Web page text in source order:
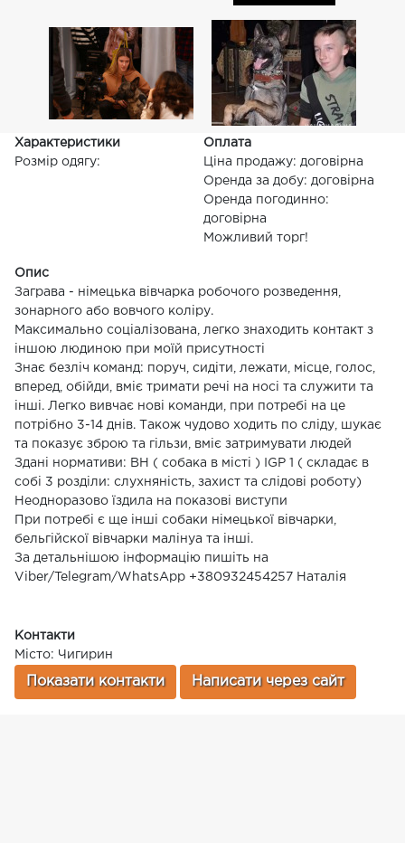
Характеристики
Розмір одягу:
Оплата
Ціна продажу: договірна
Оренда за добу: договірна
Оренда погодинно:
договірна
Можливий торг!
Опис
Заграва - німецька вівчарка робочого розведення,
зонарного або вовчого коліру.
Максимально соціалізована, легко знаходить контакт з
іншою людиною при моїй присутності
Знає безліч команд: поруч, сидіти, лежати, місце, голос,
вперед, обійди, вміє тримати речі на носі та служити та
інші. Легко вивчає нові команди, при потребі на це
потрібно 3-14 днів. Також чудово ходить по сліду, шукає
та показує зброю та гільзи, вміє затримувати людей
Здані нормативи: ВН ( собака в місті ) IGP 1 ( складає в
собі 3 розділи: слухняність, захист та слідові роботу)
Неодноразово їздила на показові виступи
При потребі є ще інші собаки німецької вівчарки,
бельгійскої вівчарки малінуа та інші.
За детальнішою інформацію пишіть на
Viber/Telegram/WhatsApp +380932454257 Наталія
Контакти
Місто: Чигирин
Показати контакти Написати через сайт